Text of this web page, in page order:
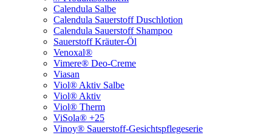
Calendula Salbe
Calendula Sauerstoff Duschlotion
Calendula Sauerstoff Shampoo
Sauerstoff Kräuter-Öl
Venoxal®
Vimere® Deo-Creme
Viasan
Viol® Aktiv Salbe
Viol® Aktiv
Viol® Therm
ViSola® +25
Vinoy® Sauerstoff-Gesichtspflegeserie